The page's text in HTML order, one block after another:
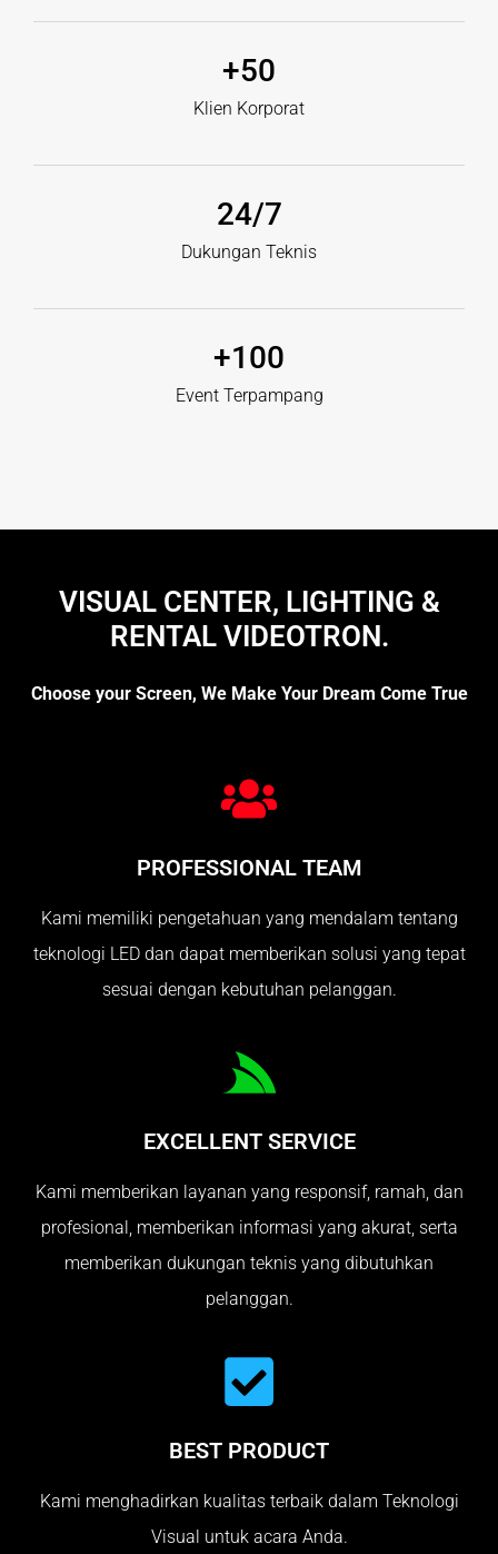
Klien Korporat
+50
Dukungan Teknis
24/7
Event Terpampang
+100
VISUAL CENTER, LIGHTING &
RENTAL VIDEOTRON.
Choose your Screen, We Make Your Dream Come True
PROFESSIONAL TEAM
Kami memiliki pengetahuan yang mendalam tentang
teknologi LED dan dapat memberikan solusi yang tepat
sesuai dengan kebutuhan pelanggan.
EXCELLENT SERVICE
Kami memberikan layanan yang responsif, ramah, dan
profesional, memberikan informasi yang akurat, serta
memberikan dukungan teknis yang dibutuhkan
pelanggan.
BEST PRODUCT
Kami menghadirkan kualitas terbaik dalam Teknologi
Visual untuk acara Anda.